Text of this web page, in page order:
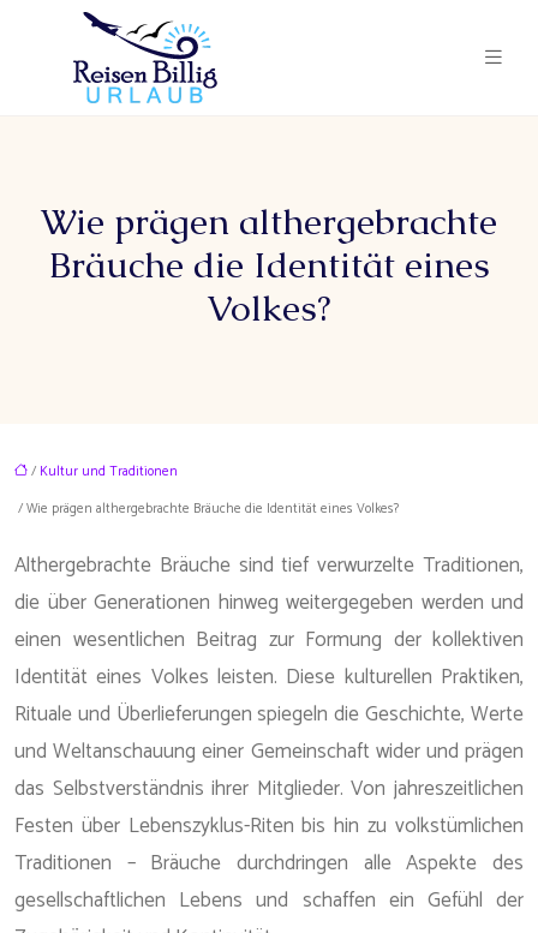
Wie prägen althergebrachte
Bräuche die Identität eines
Volkes?
/ Kultur und Traditionen
/ Wie prägen althergebrachte Bräuche die Identität eines Volkes?
Althergebrachte Bräuche sind tief verwurzelte Traditionen,
die über Generationen hinweg weitergegeben werden und
einen wesentlichen Beitrag zur Formung der kollektiven
Identität eines Volkes leisten. Diese kulturellen Praktiken,
Rituale und Überlieferungen spiegeln die Geschichte, Werte
und Weltanschauung einer Gemeinschaft wider und prägen
das Selbstverständnis ihrer Mitglieder. Von jahreszeitlichen
Festen über Lebenszyklus-Riten bis hin zu volkstümlichen
Traditionen – Bräuche durchdringen alle Aspekte des
gesellschaftlichen Lebens und schaffen ein Gefühl der